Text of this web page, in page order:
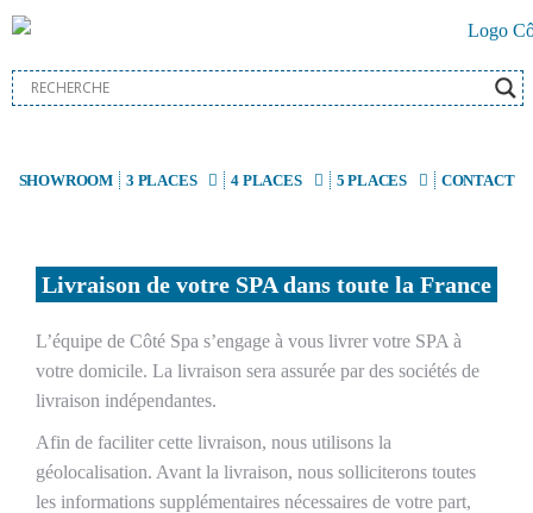
SHOWROOM 3 PLACES 4 PLACES 5 PLACES CONTACT
Livraison de votre SPA dans toute la France
L’équipe de Côté Spa s’engage à vous livrer votre SPA à
votre domicile. La livraison sera assurée par des sociétés de
livraison indépendantes.
Afin de faciliter cette livraison, nous utilisons la
géolocalisation. Avant la livraison, nous solliciterons toutes
les informations supplémentaires nécessaires de votre part,